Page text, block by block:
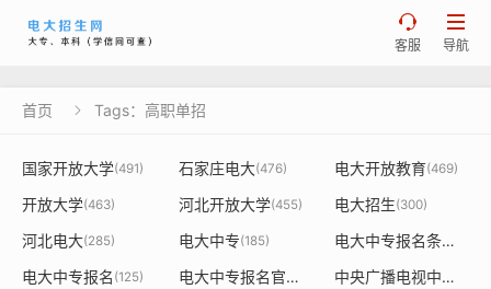

导航

客服
首页  Tags：高职单招
国家开放大学(491) 石家庄电大(476) 电大开放教育(469)
开放大学(463) 河北开放大学(455) 电大招生(300)
河北电大(285) 电大中专(185) 电大中专报名条件
电大中专报名 (125) 电大中专报名官网
中央广播电视中等专业学校官网